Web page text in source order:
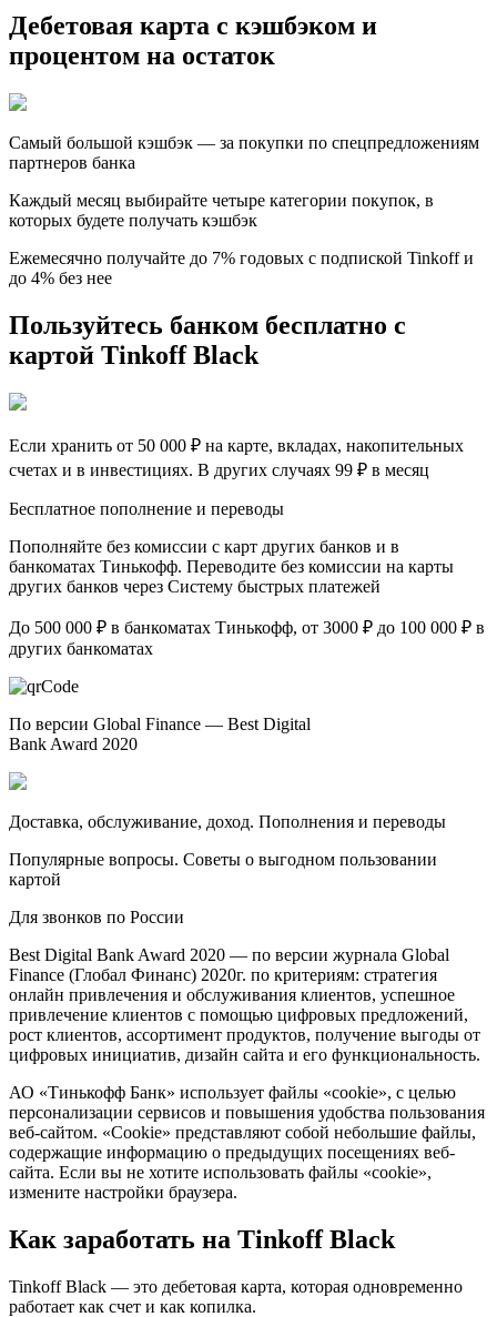
Дебетовая карта с кэшбэком и
процентом на остаток
Самый большой кэшбэк — за покупки по спецпредложениям
партнеров банка
Каждый месяц выбирайте четыре категории покупок, в
которых будете получать кэшбэк
Ежемесячно получайте до 7% годовых с подпиской Tinkoff и
до 4% без нее
Пользуйтесь банком бесплатно с
картой Tinkoff Black
Если хранить от 50 000 ₽ на карте, вкладах, накопительных
счетах и в инвестициях. В других случаях 99 ₽ в месяц
Бесплатное пополнение и переводы
Пополняйте без комиссии с карт других банков и в
банкоматах Тинькофф. Переводите без комиссии на карты
других банков через Систему быстрых платежей
До 500 000 ₽ в банкоматах Тинькофф, от 3000 ₽ до 100 000 ₽ в
других банкоматах
По версии Global Finance — Best Digital
Bank Award 2020
Доставка, обслуживание, доход. Пополнения и переводы
Популярные вопросы. Советы о выгодном пользовании
картой
Для звонков по России
Best Digital Bank Award 2020 — по версии журнала Global
Finance (Глобал Финанс) 2020г. по критериям: стратегия
онлайн привлечения и обслуживания клиентов, успешное
привлечение клиентов с помощью цифровых предложений,
рост клиентов, ассортимент продуктов, получение выгоды от
цифровых инициатив, дизайн сайта и его функциональность.
АО «Тинькофф Банк» использует файлы «cookie», с целью
персонализации сервисов и повышения удобства пользования
веб-сайтом. «Cookie» представляют собой небольшие файлы,
содержащие информацию о предыдущих посещениях веб-
сайта. Если вы не хотите использовать файлы «cookie»,
измените настройки браузера.
Как заработать на Tinkoff Black
Tinkoff Black — это дебетовая карта, которая одновременно
работает как счет и как копилка.